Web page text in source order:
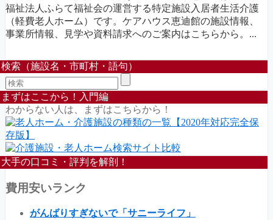
福祉法人ふらて福祉会の運営する特定施設入居者生活介護
（軽費老人ホーム）です。ケアハウス恵迪館の施設情報、
事業所情報、見学や資料請求へのご案内はこちらから。...
検索（施設名・市町村・語句）
まずはここから！入門編
わからない人は、まずはこちらから！
大手の口コミ・評判を解剖！
費用安いランク
がんばりすぎないで「サニーライフ」